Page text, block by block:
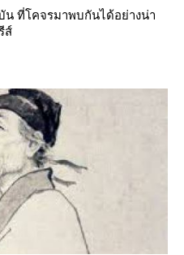
ที่โคจรมาพบกันได้อย่างน่า
ส์